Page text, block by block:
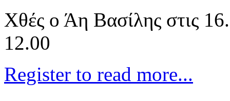
Χθές ο Άη Βασίλης στις
12.00
Register to read more...